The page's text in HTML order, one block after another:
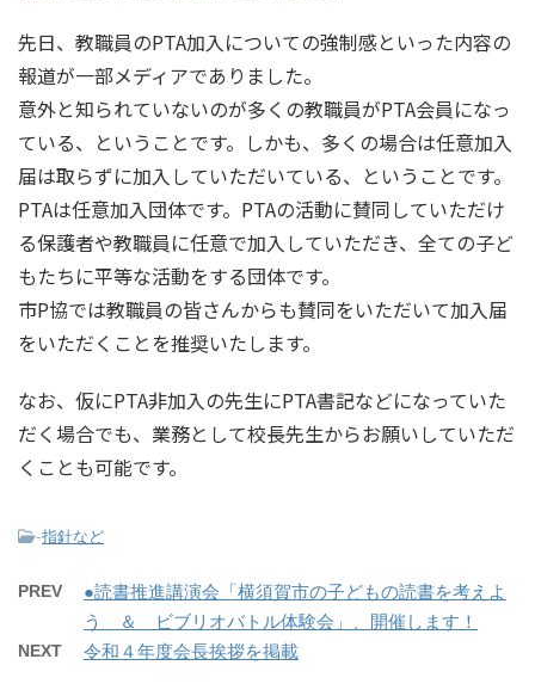
先日、教職員のPTA加入についての強制感といった内容の
報道が一部メディアでありました。
意外と知られていないのが多くの教職員がPTA会員になっ
ている、ということです。しかも、多くの場合は任意加入
届は取らずに加入していただいている、ということです。
PTAは任意加入団体です。PTAの活動に賛同していただけ
る保護者や教職員に任意で加入していただき、全ての子ど
もたちに平等な活動をする団体です。
市P協では教職員の皆さんからも賛同をいただいて加入届
をいただくことを推奨いたします。
なお、仮にPTA非加入の先生にPTA書記などになっていた
だく場合でも、業務として校長先生からお願いしていただ
くことも可能です。
-指針など
PREV
●読書推進講演会「横須賀市の子どもの読書を考えよ
う ＆ ビブリオバトル体験会」、開催します！
NEXT 令和４年度会長挨拶を掲載